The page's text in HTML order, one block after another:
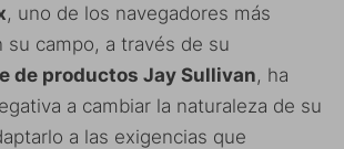
, uno de los navegadores más
su campo, a través de su
de productos Jay Sullivan, ha
a cambiar la naturaleza de su
a las exigencias que